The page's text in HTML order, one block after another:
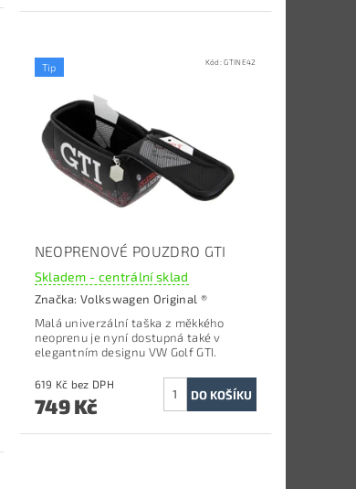
Tip Kód:GTINE42
NEOPRENOVÉ POUZDRO GTI
Skladem - centrální sklad
Značka:Volkswagen Original ®
Malá univerzální taška z měkkého
neoprenu je nyní dostupná také v
elegantním designu VW Golf GTI.
619 Kč bez DPH
749 Kč